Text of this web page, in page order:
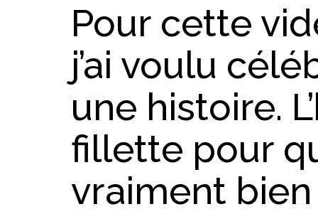
Pour cette
j’ai voulu
une histoire.
fillette pour
vraiment